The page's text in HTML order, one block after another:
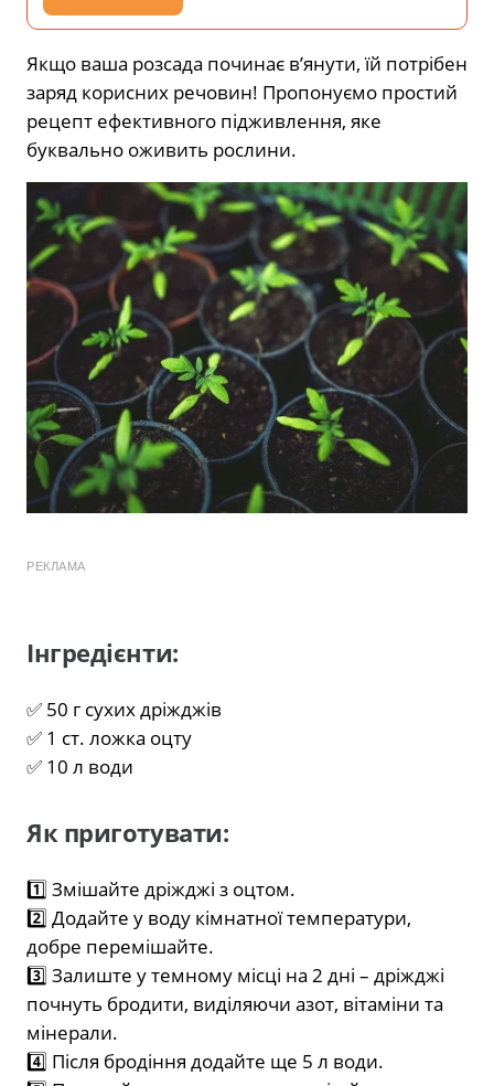
Якщо ваша розсада починає в’янути, їй потрібен
заряд корисних речовин! Пропонуємо простий
рецепт ефективного підживлення, яке
буквально оживить рослини.
РЕКЛАМА
Інгредієнти:
✅ 50 г сухих дріжджів
✅ 1 ст. ложка оцту
✅ 10 л води
Як приготувати:
1️⃣ Змішайте дріжджі з оцтом.
2️⃣ Додайте у воду кімнатної температури,
добре перемішайте.
3️⃣ Залиште у темному місці на 2 дні – дріжджі
почнуть бродити, виділяючи азот, вітаміни та
мінерали.
4️⃣ Після бродіння додайте ще 5 л води.